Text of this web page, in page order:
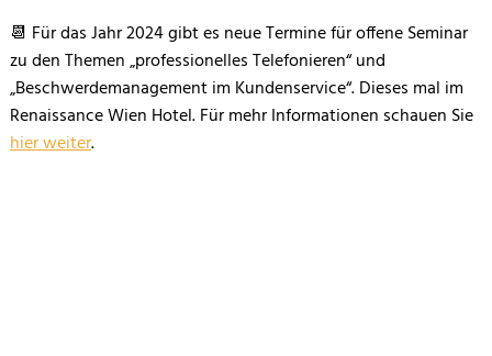
📆 Für das Jahr 2024 gibt es neue Termine für offene Seminar
zu den Themen „professionelles Telefonieren“ und
„Beschwerdemanagement im Kundenservice“. Dieses mal im
Renaissance Wien Hotel. Für mehr Informationen schauen Sie
hier weiter.